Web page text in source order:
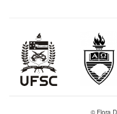
© Flora